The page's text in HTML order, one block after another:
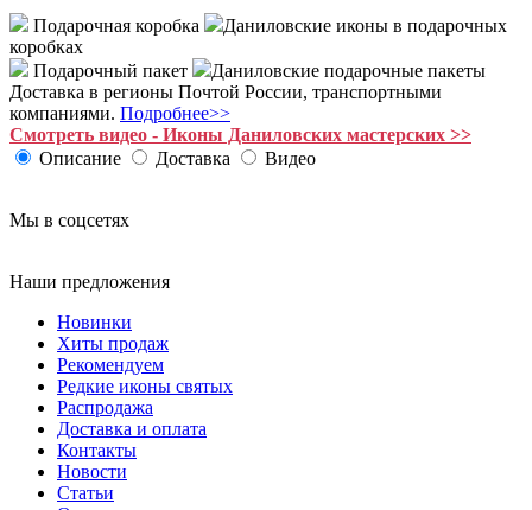
Подарочная коробка
Даниловские иконы в подарочных
коробках
Подарочный пакет
Даниловские подарочные пакеты
Доставка в регионы Почтой России, транспортными
компаниями. Подробнее>>
Смотреть видео - Иконы Даниловских мастерских >>
Описание
Доставка Видео
Мы в соцсетях
Наши предложения
Новинки
Хиты продаж
Рекомендуем
Редкие иконы святых
Распродажа
Доставка и оплата
Контакты
Новости
Статьи